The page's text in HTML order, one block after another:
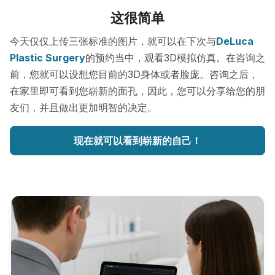
这很简单
今天仅仅上传三张标准的图片，就可以在下次与DeLuca
Plastic Surgery的预约当中，观看3D模拟仿真。在咨询之
前，您就可以设想您目前的3D身体或者脸庞。咨询之后，
在家里即可看到您崭新的面孔，因此，您可以分享给您的朋
友们，并且做出更加明智的决定。
现在就可以看到崭新的自己！